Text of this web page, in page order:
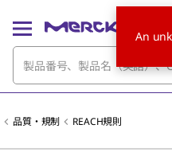
品質・規制 REACH規則
An